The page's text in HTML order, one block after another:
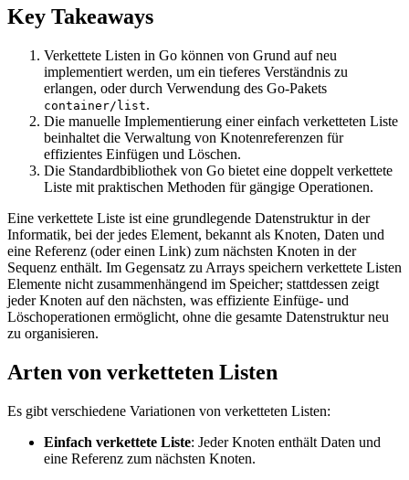
Key Takeaways
Verkettete Listen in Go können von Grund auf neu
implementiert werden, um ein tieferes Verständnis zu
erlangen, oder durch Verwendung des Go-Pakets
container/list.
Die manuelle Implementierung einer einfach verketteten Liste
beinhaltet die Verwaltung von Knotenreferenzen für
effizientes Einfügen und Löschen.
Die Standardbibliothek von Go bietet eine doppelt verkettete
Liste mit praktischen Methoden für gängige Operationen.
Eine verkettete Liste ist eine grundlegende Datenstruktur in der
Informatik, bei der jedes Element, bekannt als Knoten, Daten und
eine Referenz (oder einen Link) zum nächsten Knoten in der
Sequenz enthält. Im Gegensatz zu Arrays speichern verkettete Listen
Elemente nicht zusammenhängend im Speicher; stattdessen zeigt
jeder Knoten auf den nächsten, was effiziente Einfüge- und
Löschoperationen ermöglicht, ohne die gesamte Datenstruktur neu
zu organisieren.
Arten von verketteten Listen
Es gibt verschiedene Variationen von verketteten Listen:
Einfach verkettete Liste: Jeder Knoten enthält Daten und
eine Referenz zum nächsten Knoten.